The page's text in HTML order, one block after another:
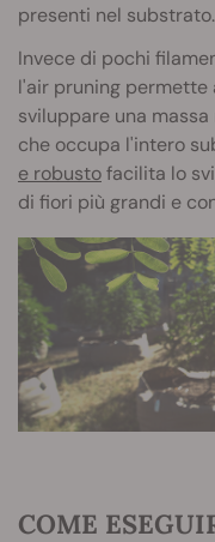
presenti nel substrato.
Invece di pochi
l'air pruning permette
sviluppare una
che occupa l'intero
e robustofacilita lo
di fiori più grandi e
COME